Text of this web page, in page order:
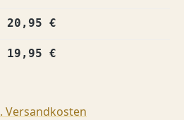
20,95 €
19,95 €
Versandkosten